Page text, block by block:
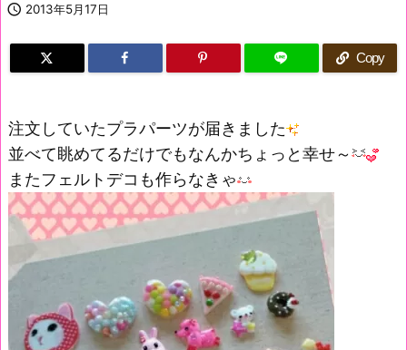
 2013年5月17日
Copy
注文していたプラパーツが届きました
並べて眺めてるだけでもなんかちょっと幸せ～
またフェルトデコも作らなきゃ